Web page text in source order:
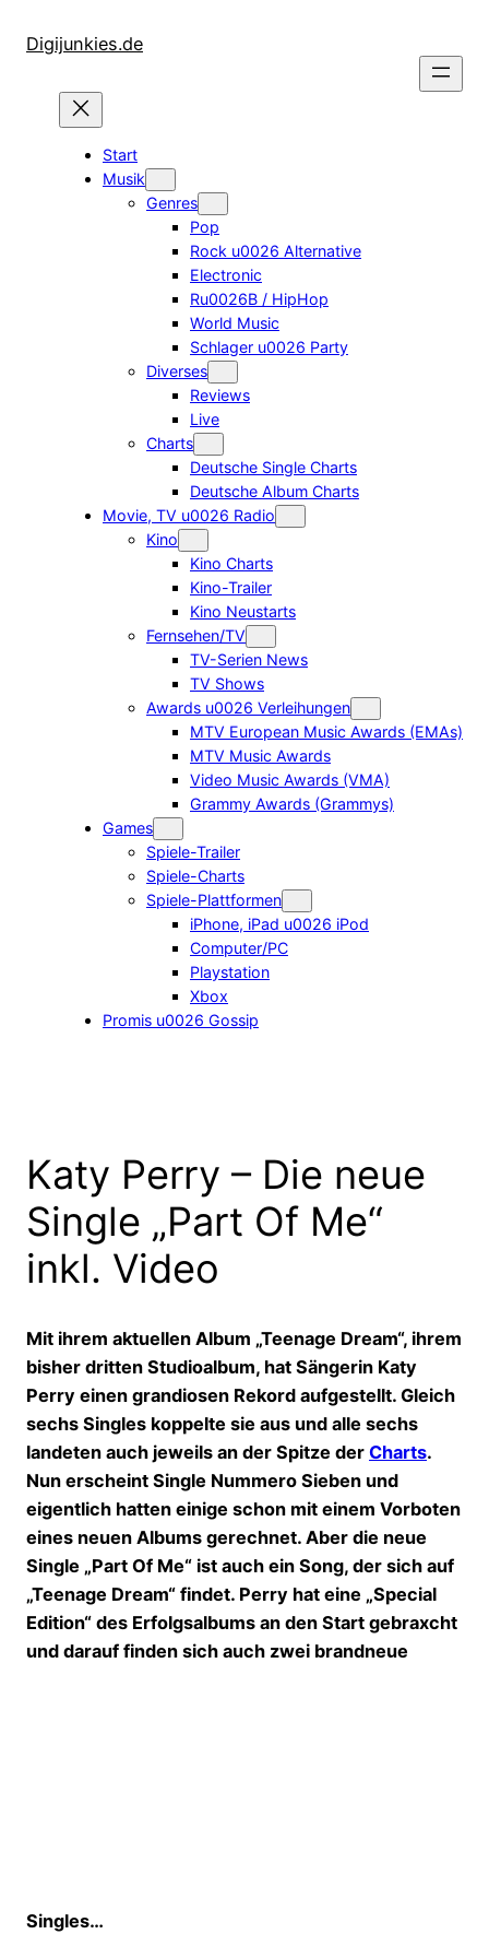
InhaltDigijunkies.de
Start
Musik
Genres
Pop
Rock u0026 Alternative
Electronic
Ru0026B / HipHop
World Music
Schlager u0026 Party
Diverses
Reviews
Live
Charts
Deutsche Single Charts
Deutsche Album Charts
Movie, TV u0026 Radio
Kino
Kino Charts
Kino-Trailer
Kino Neustarts
Fernsehen/TV
TV-Serien News
TV Shows
Awards u0026 Verleihungen
MTV European Music Awards (EMAs)
MTV Music Awards
Video Music Awards (VMA)
Grammy Awards (Grammys)
Games
Spiele-Trailer
Spiele-Charts
Spiele-Plattformen
iPhone, iPad u0026 iPod
Computer/PC
Playstation
Xbox
Promis u0026 Gossip
Katy Perry – Die neue
Single „Part Of Me“
inkl. Video
Mit ihrem aktuellen Album „Teenage Dream“, ihrem
bisher dritten Studioalbum, hat Sängerin Katy
Perry einen grandiosen Rekord aufgestellt. Gleich
sechs Singles koppelte sie aus und alle sechs
landeten auch jeweils an der Spitze der Charts.
Nun erscheint Single Nummero Sieben und
eigentlich hatten einige schon mit einem Vorboten
eines neuen Albums gerechnet. Aber die neue
Single „Part Of Me“ ist auch ein Song, der sich auf
„Teenage Dream“ findet. Perry hat eine „Special
Edition“ des Erfolgsalbums an den Start gebraxcht
und darauf finden sich auch zwei brandneue
Singles…